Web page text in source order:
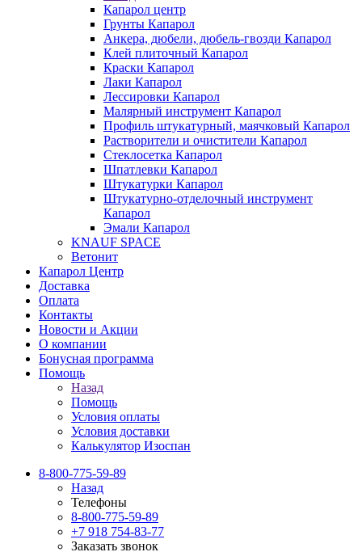
Капарол центр
Грунты Капарол
Анкера, дюбели, дюбель-гвозди Капарол
Клей плиточный Капарол
Краски Капарол
Лаки Капарол
Лессировки Капарол
Малярный инструмент Капарол
Профиль штукатурный, маячковый Капарол
Растворители и очистители Капарол
Cтеклосетка Капарол
Шпатлевки Капарол
Штукатурки Капарол
Штукатурно-отделочный инструмент
Капарол
Эмали Капарол
KNAUF SPACE
Ветонит
Капарол Центр
Доставка
Оплата
Контакты
Новости и Акции
О компании
Бонусная программа
Помощь
Назад
Помощь
Условия оплаты
Условия доставки
Калькулятор Изоспан
8-800-775-59-89
Назад
Телефоны
8-800-775-59-89
+7 918 754-83-77
Заказать звонок